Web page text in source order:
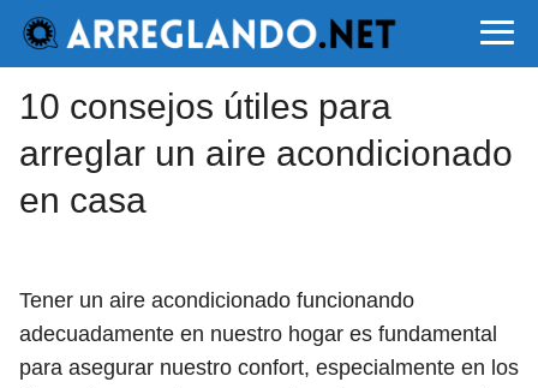
10 consejos útiles para
arreglar un aire acondicionado
en casa
Tener un aire acondicionado funcionando
adecuadamente en nuestro hogar es fundamental
para asegurar nuestro confort, especialmente en los